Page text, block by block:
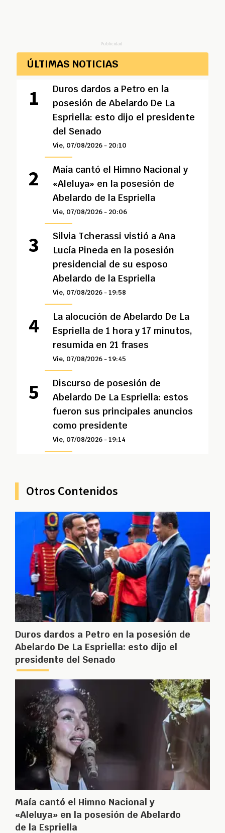
Publicidad
ÚLTIMAS NOTICIAS
Duros dardos a Petro en la
posesión de Abelardo De La
Espriella: esto dijo el presidente
del Senado
Vie, 07/08/2026 - 20:10
Maía cantó el Himno Nacional y
«Aleluya» en la posesión de
Abelardo de la Espriella
Vie, 07/08/2026 - 20:06
Silvia Tcherassi vistió a Ana
Lucía Pineda en la posesión
presidencial de su esposo
Abelardo de la Espriella
Vie, 07/08/2026 - 19:58
La alocución de Abelardo De La
Espriella de 1 hora y 17 minutos,
resumida en 21 frases
Vie, 07/08/2026 - 19:45
Discurso de posesión de
Abelardo De La Espriella: estos
fueron sus principales anuncios
como presidente
Vie, 07/08/2026 - 19:14
Otros Contenidos
Duros dardos a Petro en la posesión de
Abelardo De La Espriella: esto dijo el
presidente del Senado
Maía cantó el Himno Nacional y
«Aleluya» en la posesión de Abelardo
de la Espriella